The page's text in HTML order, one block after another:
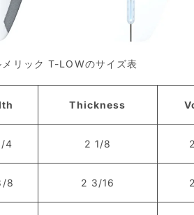
メリック T-LOWのサイズ表
Thickness
4 2 1/8
8 2 3/16